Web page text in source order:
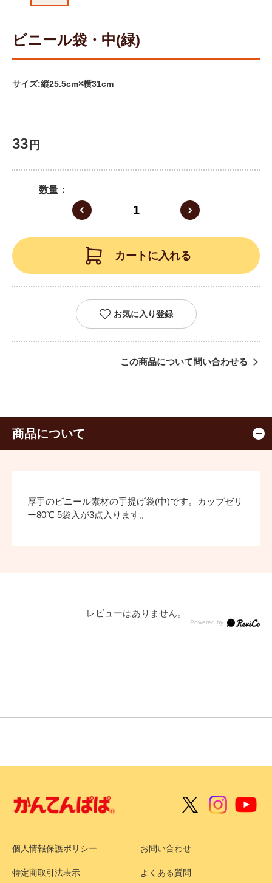
ビニール袋・中(緑)
サイズ:縦25.5cm×横31cm
33 円
数量
カートに入れる
お気に入り登録
この商品について問い合わせる
商品について
厚手のビニール素材の手提げ袋(中)です。カップゼリ
ー80℃ 5袋入が3点入ります。
レビューはありません。
個人情報保護ポリシー お問い合わせ
特定商取引法表示 よくある質問